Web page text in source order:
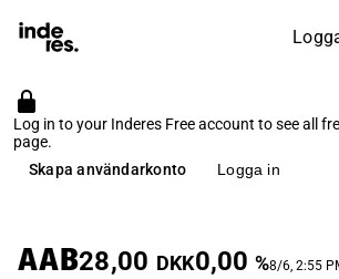
Log in to your Inderes Free account to see all
page.
Skapa användarkonto
Logga in
AAB28,00 DKK0,00 %8/6, 2:55